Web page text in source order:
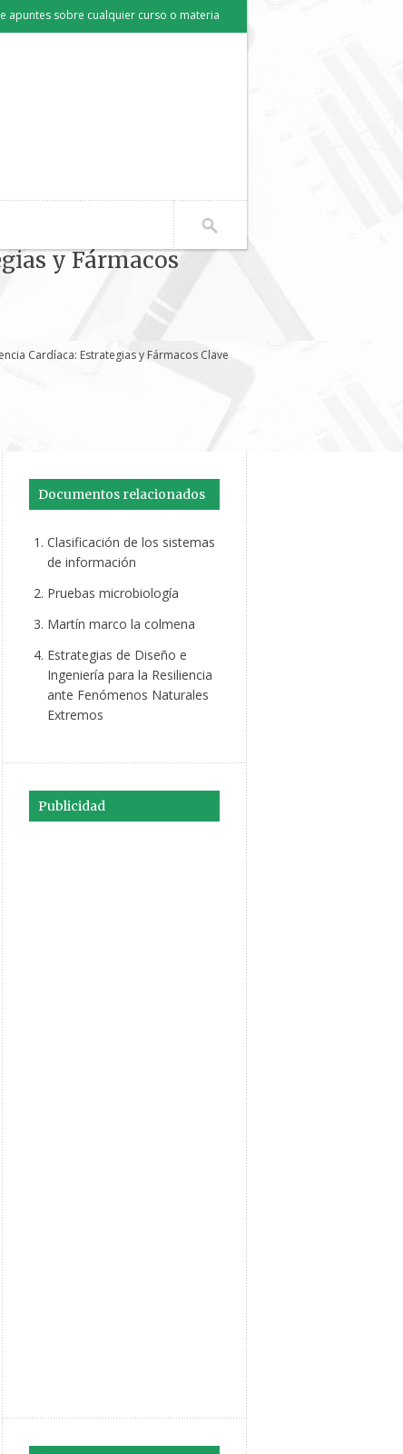
apuntes sobre cualquier curso o materia
y Fármacos
Cardíaca: Estrategias y Fármacos Clave
Documentos relacionados
Clasificación de los sistemas
de información
Pruebas microbiología
Martín marco la colmena
Estrategias de Diseño e
Ingeniería para la Resiliencia
ante Fenómenos Naturales
Extremos
Publicidad